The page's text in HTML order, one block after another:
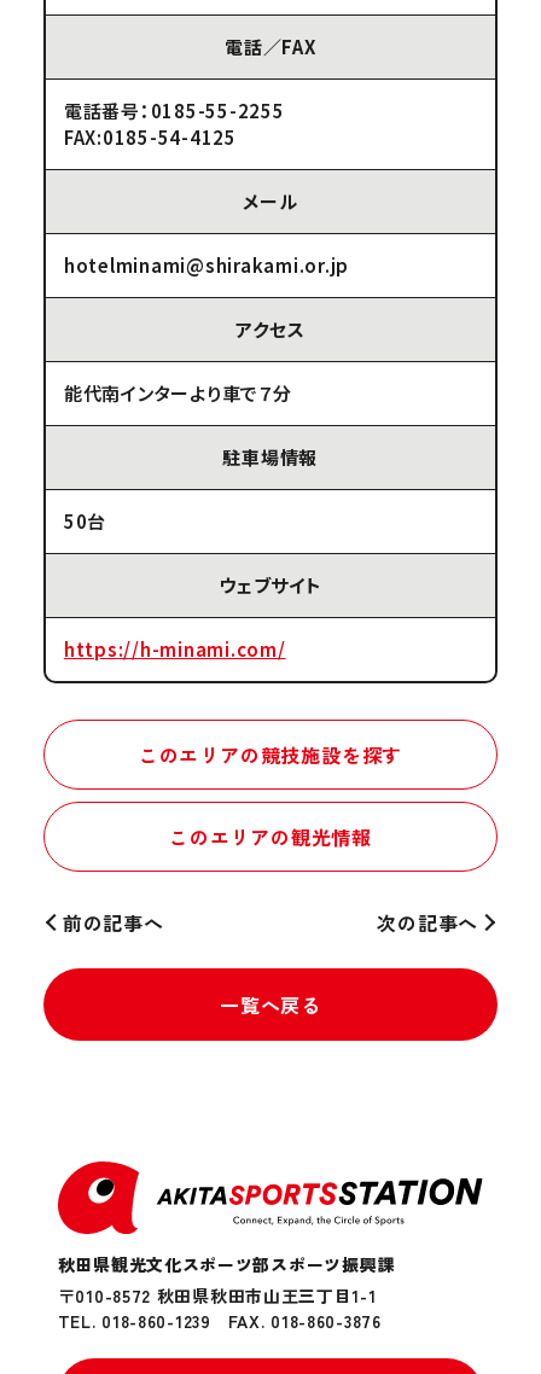
電話／FAX
電話番号：0185-55-2255
FAX:0185-54-4125
メール
hotelminami@shirakami.or.jp
アクセス
能代南インターより車で７分
駐車場情報
50台
ウェブサイト
https://h-minami.com/
このエリアの競技施設を探す
このエリアの観光情報
前の記事へ
一覧へ戻る
次の記事へ
秋田県観光文化スポーツ部スポーツ振興課
〒010-8572 秋田県秋田市山王三丁目1-1
TEL. 018-860-1239
FAX. 018-860-3876